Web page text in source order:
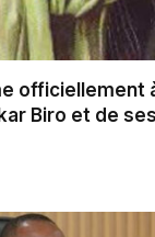
officiellement
Biro et de